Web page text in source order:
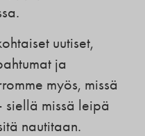
uutiset,
ja
myös, missä
missä leipä
nautitaan.